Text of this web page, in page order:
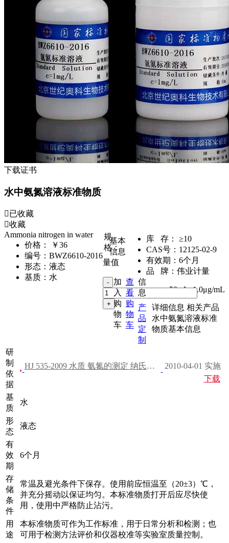
下载证书
水中氨氮溶液标准物质
已收藏
收藏
Ammonia nitrogen in water
价格：
￥36
编号： BWZ6610-2016
形态： 液态
基质： 水
库 存：
≥10
CAS号： 12125-02-9
有效期： 6个月
品 牌： 伟业计量
规
格：
50mL,1.0μg/mL
加
入
购
物
车
查
看
购
物
车
产
品
定
制
基本
信息
量值
信
息
详细信息 相关产品
水中氨氮溶液标准
物质基本信息
研
制
依
据
HJ 535-2009 水质 氨氮的测定 纳氏试剂分光光度法
2010-04-01 实施
下载
基
质
水
形
态
液态
有
效
期
6个月
存
储
条
件
常温及避光条件下保存。使用前应恒温至（20±3）℃，
并充分摇动以保证均匀。本标准物质打开后应尽快使
用，使用中严格防止沾污。
用
途
本标准物质可作为工作标准，用于日常分析和检测；也
可用于检测方法评价和仪器校准等实验室质量控制。